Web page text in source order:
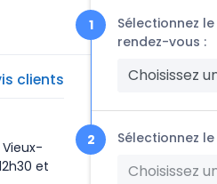
clients
et
Sélectionnez
rendez-vous :
Choisissez
Sélectionnez
Choisissez